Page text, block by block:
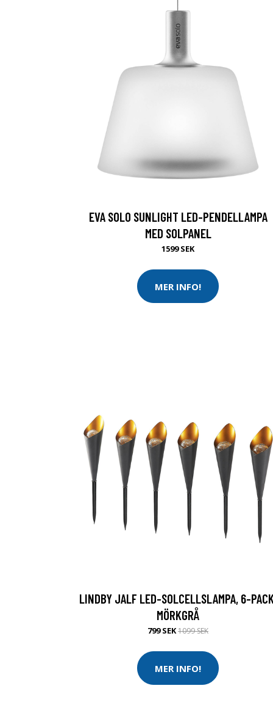
EVA SOLO SUNLIGHT LED-PENDELLAMPA
MED SOLPANEL
1599 SEK
MER INFO!
LINDBY JALF LED-SOLCELLSLAMPA, 6-
MÖRKGRÅ
799 SEK1099 SEK
MER INFO!